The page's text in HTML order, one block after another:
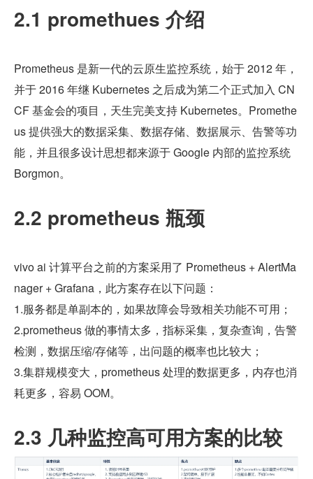
2.1 promethues 介绍
Prometheus 是新一代的云原生监控系统，始于 2012 年，
并于 2016 年继 Kubernetes 之后成为第二个正式加入 CN
CF 基金会的项目，天生完美支持 Kubernetes。Promethe
us 提供强大的数据采集、数据存储、数据展示、告警等功
能，并且很多设计思想都来源于 Google 内部的监控系统
Borgmon。
2.2 prometheus 瓶颈
vivo ai 计算平台之前的方案采用了 Prometheus + AlertMa
nager + Grafana，此方案存在以下问题：
1.服务都是单副本的，如果故障会导致相关功能不可用；
2.prometheus 做的事情太多，指标采集，复杂查询，告警
检测，数据压缩/存储等，出问题的概率也比较大；
3.集群规模变大，prometheus 处理的数据更多，内存也消
耗更多，容易 OOM。
2.3 几种监控高可用方案的比较